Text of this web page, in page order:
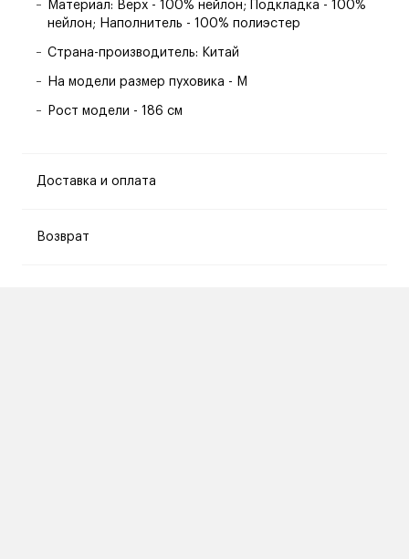
Материал: Верх - 100% нейлон; Подкладка - 100%
нейлон; Наполнитель - 100% полиэстер
Страна-производитель: Китай
На модели размер пуховика - M
Рост модели - 186 см
Доставка и оплата
Возврат